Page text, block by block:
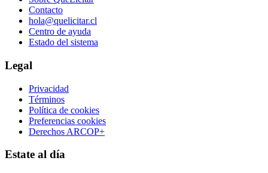
Contacto
hola@quelicitar.cl
Centro de ayuda
Estado del sistema
Legal
Privacidad
Términos
Política de cookies
Preferencias cookies
Derechos ARCOP+
Estate al día